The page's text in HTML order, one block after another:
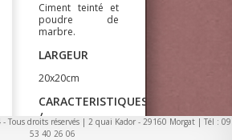
Ciment teinté et
poudre de
marbre.
LARGEUR
20x20cm
CARACTERISTIQUES
/
INFORMATIONS
Tous droits réservés | 2 quai Kador - 29160 Morgat | Tél : 09
53 40 26 06